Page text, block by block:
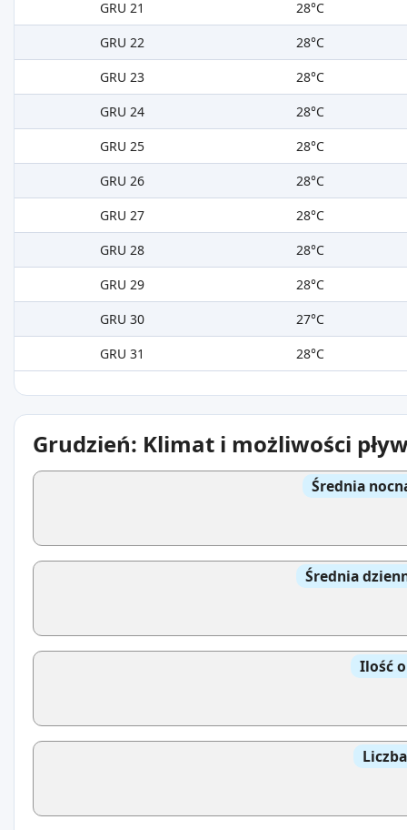
GRU 21
28°C
GRU 22
28°C
GRU 23
28°C
GRU 24
28°C
GRU 25
28°C
GRU 26
28°C
GRU 27
28°C
GRU 28
28°C
GRU 29
28°C
GRU 30
27°C
GRU 31
28°C
Grudzień: Klimat i możliwości
Średnia
Średnia
Ilość